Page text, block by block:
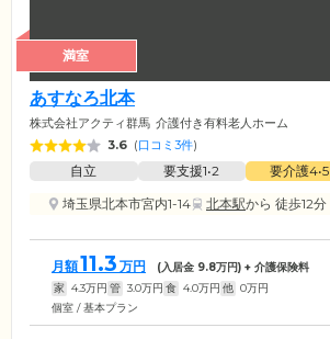
満室
あすなろ北本
株式会社アクティ群馬 介護付き有料老人ホーム
3.6 (口コミ3件)
自立 要支援1•2 要介護4•5
埼玉県北本市宮内1-14
北本駅から 徒歩12分
月額11.3 万円 (入居金 9.8万円) + 介護保険料
家 4.3万円 管 3.0万円 食 4.0万円 他 0万円
個室 / 基本プラン